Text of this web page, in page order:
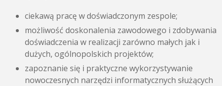
ciekawą pracę w doświadczonym zespole;
możliwość doskonalenia zawodowego i zdobywania
doświadczenia w realizacji zarówno małych jak i
dużych, ogólnopolskich projektów;
zapoznanie się i praktyczne wykorzystywanie
nowoczesnych narzędzi informatycznych służących